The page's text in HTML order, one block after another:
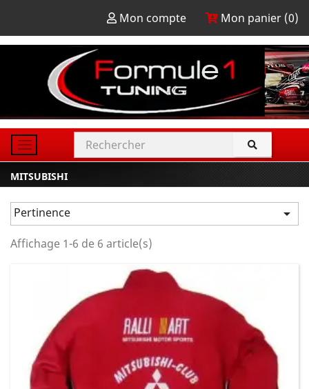
Mon compte Mon panier (0)
MITSUBISHI
Pertinence 
Affichage 1-6 de 6 article(s)